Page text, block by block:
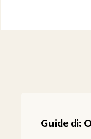
Guide di: